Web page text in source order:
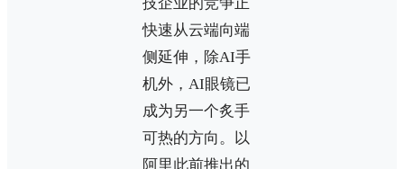
快速从云端向端
侧延伸，除AI手
机外，AI眼镜已
成为另一个炙手
可热的方向。以
阿里此前推出的